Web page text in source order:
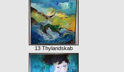
13 Thylandskab